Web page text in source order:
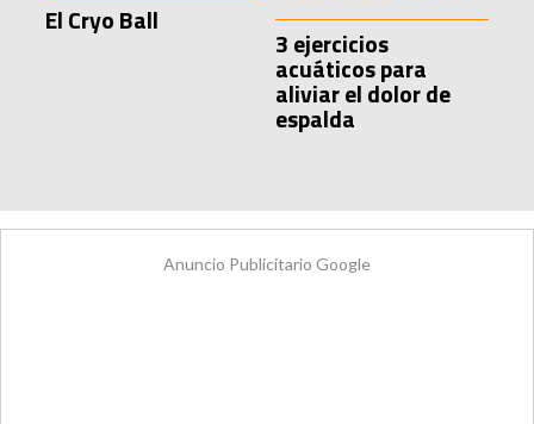
El Cryo Ball
3 ejercicios
acuáticos para
aliviar el dolor de
espalda
Anuncio Publicitario Google